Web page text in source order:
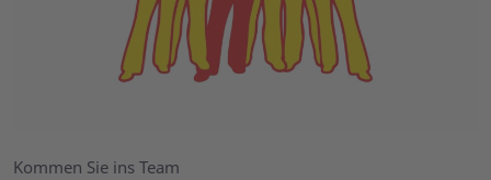
Kommen Sie ins Team